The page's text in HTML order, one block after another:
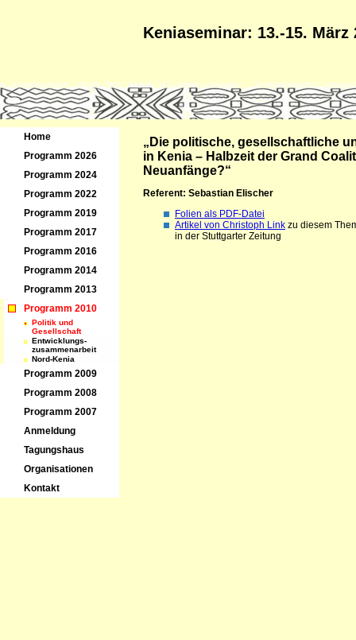
Keniaseminar: 13.-15. März
Home
Programm 2026
Programm 2024
Programm 2022
Programm 2019
Programm 2017
Programm 2016
Programm 2014
Programm 2013
Programm 2010
Politik und
Gesellschaft
Entwicklungs-
zusammenarbeit
Nord-Kenia
Programm 2009
Programm 2008
Programm 2007
Anmeldung
Tagungshaus
Organisationen
Kontakt
„Die politische, gesellschaftliche
in Kenia – Halbzeit der Grand
Neuanfänge?“
Referent: Sebastian Elischer
Folien als PDF-Datei
Artikel von Christoph Link zu diesem
in der Stuttgarter Zeitung